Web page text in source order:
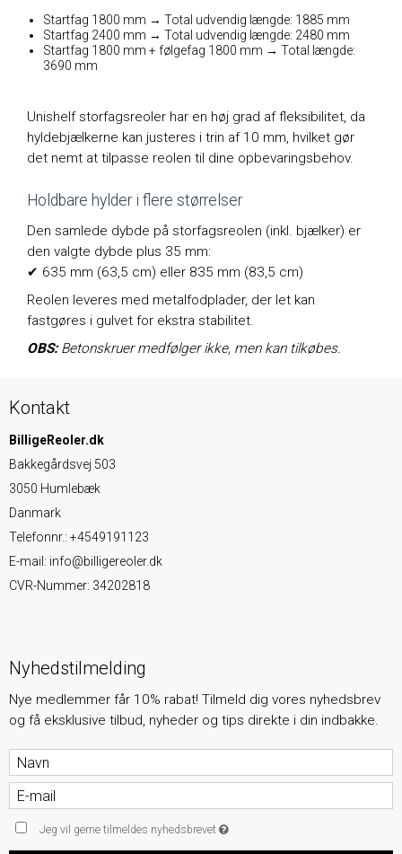
Startfag 1800 mm → Total udvendig længde: 1885 mm
Startfag 2400 mm → Total udvendig længde: 2480 mm
Startfag 1800 mm + følgefag 1800 mm → Total længde:
3690 mm
Unishelf storfagsreoler har en høj grad af fleksibilitet, da
hyldebjælkerne kan justeres i trin af 10 mm, hvilket gør
det nemt at tilpasse reolen til dine opbevaringsbehov.
Holdbare hylder i flere størrelser
Den samlede dybde på storfagsreolen (inkl. bjælker) er
den valgte dybde plus 35 mm:
✔ 635 mm (63,5 cm) eller 835 mm (83,5 cm)
Reolen leveres med metalfodplader, der let kan
fastgøres i gulvet for ekstra stabilitet.
OBS:Betonskruer medfølger ikke, men kan tilkøbes.
Kontakt
BilligeReoler.dk
Bakkegårdsvej 503
3050 Humlebæk
Danmark
Telefonnr.: +4549191123
E-mail : info@billigereoler.dk
CVR-Nummer: 34202818
Nyhedstilmelding
Nye medlemmer får 10% rabat! Tilmeld dig vores nyhedsbrev
og få eksklusive tilbud, nyheder og tips direkte i din indbakke.
Jeg vil gerne tilmeldes nyhedsbrevet